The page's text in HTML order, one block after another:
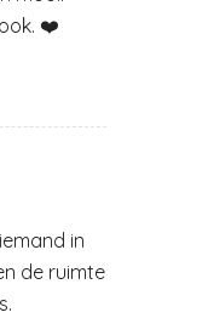
❤️
in
de ruimte